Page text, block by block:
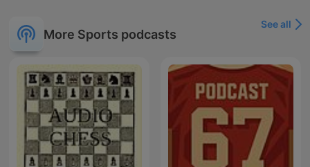
More Sports podcasts
See all